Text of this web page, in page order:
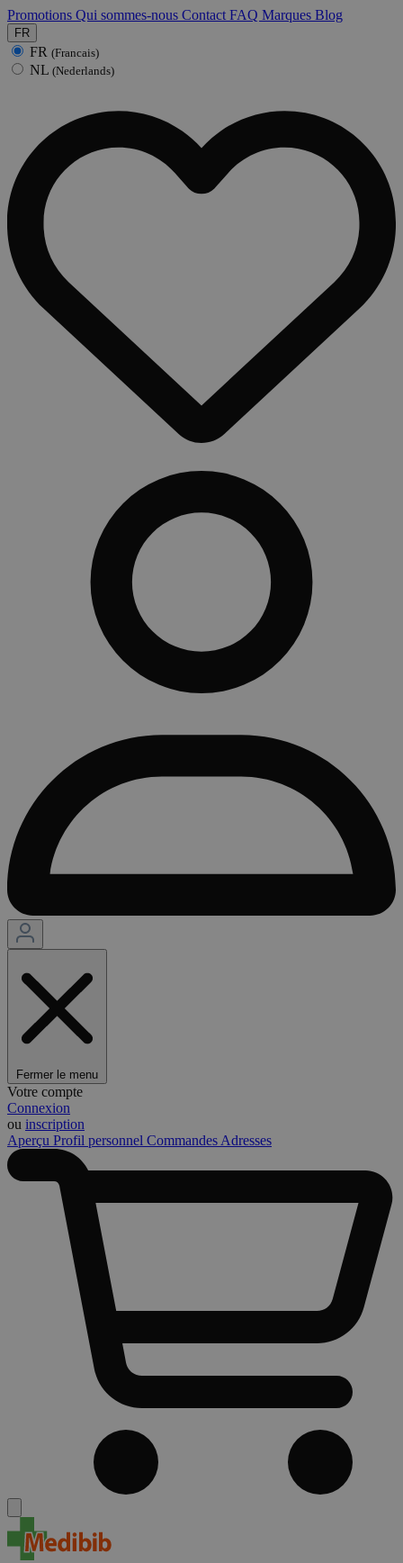
Promotions Qui sommes-nous Contact FAQ Marques Blog
FR
FR (Francais)
NL (Nederlands)
Fermer le menu
Votre compte
Connexion
ou inscription
Aperçu Profil personnel Commandes Adresses